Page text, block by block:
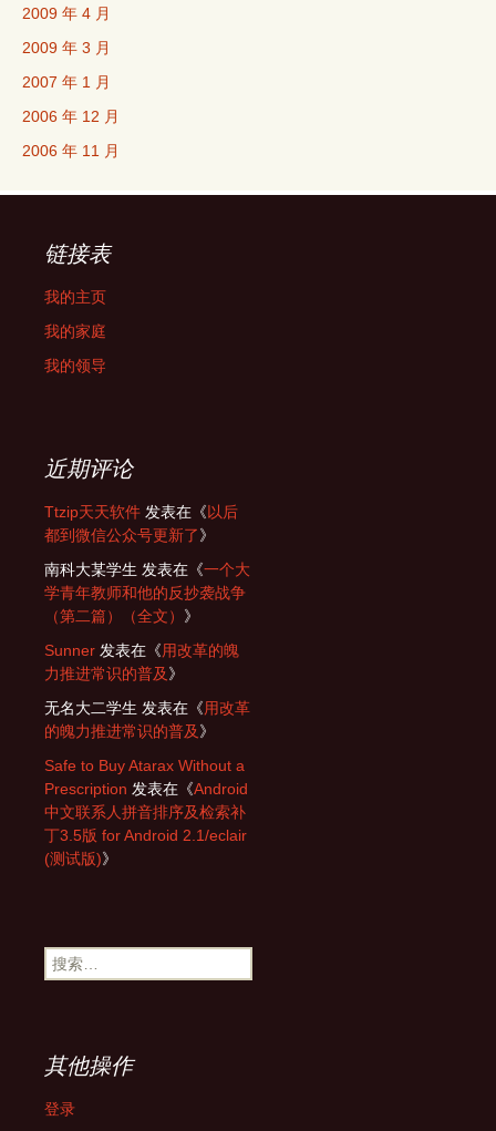
2009 年 4 月
2009 年 3 月
2007 年 1 月
2006 年 12 月
2006 年 11 月
链接表
我的主页
我的家庭
我的领导
近期评论
Ttzip天天软件 发表在《以后
都到微信公众号更新了》
南科大某学生 发表在《一个大
学青年教师和他的反抄袭战争
（第二篇）（全文） 》
Sunner 发表在《用改革的魄
力推进常识的普及》
无名大二学生 发表在《用改革
的魄力推进常识的普及》
Safe to Buy Atarax Without a
Prescription 发表在《Android
中文联系人拼音排序及检索补
丁3.5版 for Android 2.1/eclair
(测试版)》
搜
索：
其他操作
登录